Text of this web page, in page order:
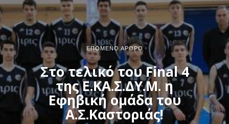
ΕΠΌΜΕΝΟ ΆΡΘΡΟ
Στο τελικό του Final 4
της Ε.ΚΑ.Σ.ΔΥ.Μ. η
Εφηβική ομάδα του
Α.Σ.Καστοριάς!